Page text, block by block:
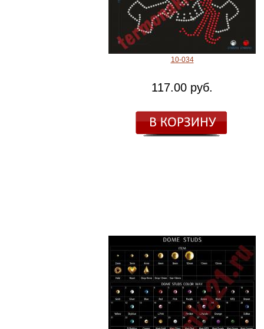
10-034
117.00 руб.